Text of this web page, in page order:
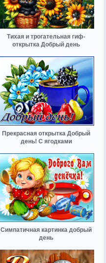
Тихая и трогательная гиф-
открытка Добрый день
Прекрасная открытка Добрый
день! С ягодками
Симпатичная картинка добрый
день